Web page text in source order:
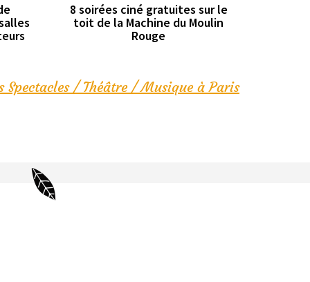
8 soirées ciné gratuites sur le
toit de la Machine du Moulin
Rouge
Spectacles / Théâtre / Musique à Paris